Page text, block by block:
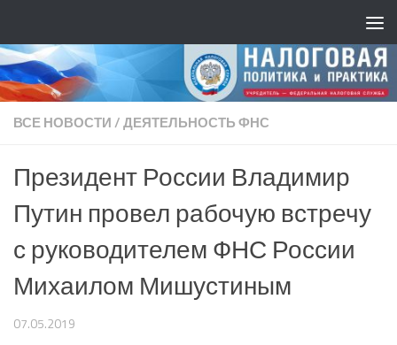
ВСЕ НОВОСТИ/ДЕЯТЕЛЬНОСТЬ ФНС
Президент России Владимир
Путин провел рабочую встречу
с руководителем ФНС России
Михаилом Мишустиным
07.05.2019